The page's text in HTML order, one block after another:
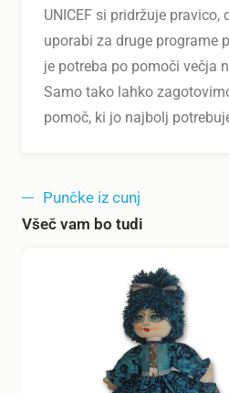
UNICEF si pridržuje pravico,
uporabi za druge programe
je potreba po pomoči večja
Samo tako lahko
pomoč, ki jo najbolj
Punčke iz cunj
Všeč vam bo tudi